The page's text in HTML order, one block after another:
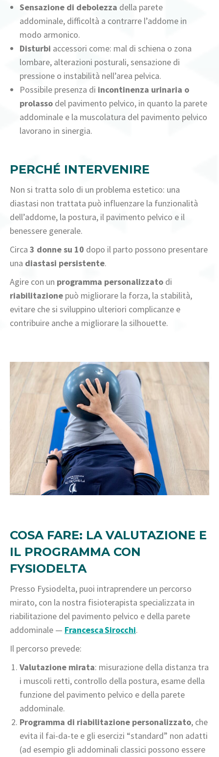
Sensazione di debolezza della parete
addominale, difficoltà a contrarre l’addome in
modo armonico.
Disturbi accessori come: mal di schiena o zona
lombare, alterazioni posturali, sensazione di
pressione o instabilità nell’area pelvica.
Possibile presenza di incontinenza urinaria o
prolasso del pavimento pelvico, in quanto la parete
addominale e la muscolatura del pavimento pelvico
lavorano in sinergia.
PERCHÉ INTERVENIRE
Non si tratta solo di un problema estetico: una
diastasi non trattata può influenzare la funzionalità
dell’addome, la postura, il pavimento pelvico e il
benessere generale.
Circa 3 donne su 10 dopo il parto possono presentare
una diastasi persistente.
Agire con un programma personalizzato di
riabilitazione può migliorare la forza, la stabilità,
evitare che si sviluppino ulteriori complicanze e
contribuire anche a migliorare la silhouette.
COSA FARE: LA VALUTAZIONE E
IL PROGRAMMA CON
FYSIODELTA
Presso Fysiodelta, puoi intraprendere un percorso
mirato, con la nostra fisioterapista specializzata in
riabilitazione del pavimento pelvico e della parete
addominale — Francesca Sirocchi.
Il percorso prevede:
Valutazione mirata: misurazione della distanza tra
i muscoli retti, controllo della postura, esame della
funzione del pavimento pelvico e della parete
addominale.
Programma di riabilitazione personalizzato, che
evita il fai-da-te e gli esercizi “standard” non adatti
(ad esempio gli addominali classici possono essere